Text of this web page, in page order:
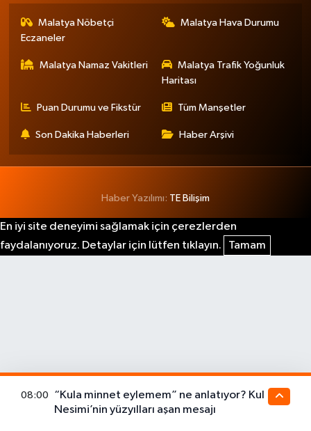
Malatya Nöbetçi
Eczaneler
Malatya Hava Durumu
Malatya Namaz Vakitleri
Malatya Trafik Yoğunluk
Haritası
Puan Durumu ve Fikstür Tüm Manşetler
Son Dakika Haberleri Haber Arşivi
Haber Yazılımı: TE Bilişim
En iyi site deneyimi sağlamak için çerezlerden
faydalanıyoruz. Detaylar için lütfen tıklayın.
Tamam
08:00
“Kula minnet eylemem” ne anlatıyor? Kul
Nesimi’nin yüzyılları aşan mesajı